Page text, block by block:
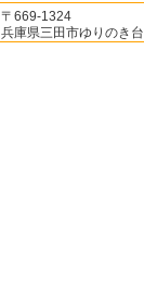
〒669-1324
兵庫県三田市ゆりのき